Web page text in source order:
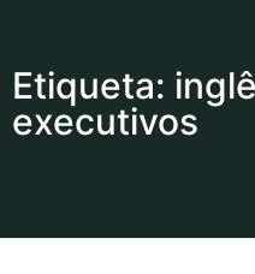
Etiqueta:
executivos